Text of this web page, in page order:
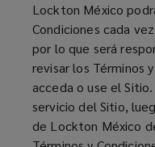
Lockton México
Condiciones cada
por lo que será
revisar los Términos
acceda o use el
servicio del Sitio,
de Lockton México